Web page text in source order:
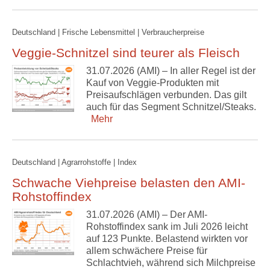
Deutschland | Frische Lebensmittel | Verbraucherpreise
Veggie-Schnitzel sind teurer als Fleisch
31.07.2026 (AMI) – In aller Regel ist der
Kauf von Veggie-Produkten mit
Preisaufschlägen verbunden. Das gilt
auch für das Segment Schnitzel/Steaks.
Mehr
Deutschland | Agrarrohstoffe | Index
Schwache Viehpreise belasten den AMI-
Rohstoffindex
31.07.2026 (AMI) – Der AMI-
Rohstoffindex sank im Juli 2026 leicht
auf 123 Punkte. Belastend wirkten vor
allem schwächere Preise für
Schlachtvieh, während sich Milchpreise